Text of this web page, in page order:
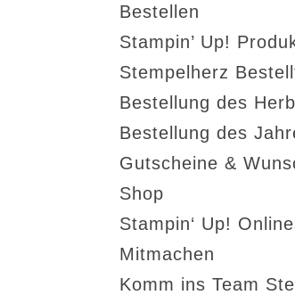
Bestellen
Stampin’ Up!
Stempelherz
Bestellung des
Bestellung des
Gutscheine &
Shop
Stampin‘ Up!
Mitmachen
Komm ins Team